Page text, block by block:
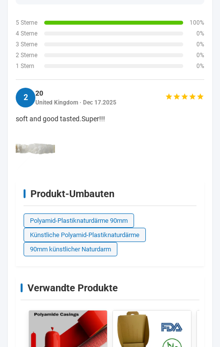
5 Sterne
100%
4 Sterne
0%
3 Sterne
0%
2 Sterne
0%
1 Stern
0%
2 20
United Kingdom · Dec 17.2025
soft and good tasted.Super!!!
Produkt-Umbauten
Polyamid-Plastiknaturdärme 90mm
Künstliche Polyamid-Plastiknaturdärme
90mm künstlicher Naturdarm
Verwandte Produkte